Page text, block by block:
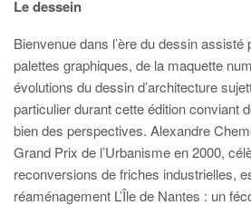
Le dessein
Bienvenue dans l’ère du dessin assisté
palettes graphiques, de la maquette
évolutions du dessin d’architecture
particulier durant cette édition conviant
bien des perspectives. Alexandre
Grand Prix de l’Urbanisme en 2000,
reconversions de friches industrielles,
réaménagement L’Île de Nantes : un